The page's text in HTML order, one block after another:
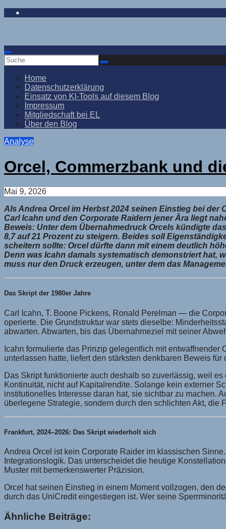
Zum
Home
Datenschutzerklärung
Einsatz von KI-Tools auf diesem Blog
Impressum
Mitgliedschaft bei EL
Über den Blog
Analyse
Orcel, Commerzbank und
Mai 9, 2026
Als Andrea Orcel im Herbst 2024 seinen Einstieg bei
Carl Icahn und den Corporate Raidern jener Ära liegt
Beweis: Unter dem Übernahmedruck Orcels kündigte
8,7 auf 21 Prozent zu steigern. Beides soll
scheitern sollte: Orcel dürfte dann mit einem deutlich
Denn was Icahn damals systematisch demonstriert hat,
muss nur den Druck erzeugen, unter dem das
Das Skript der 1980er Jahre
Carl Icahn, T. Boone Pickens, Ronald Perelman — die
operierte. Die Grundstruktur war stets dieselbe:
abwarten. Abwarten, bis das Übernahmeziel mit seiner
Icahn formulierte das Prinzip gelegentlich mit
unterlassen hatte, liefert den stärksten denkbaren Beweis
Das Skript funktionierte auch deshalb so zuverlässig, weil
Kontinuität, nicht auf Kapitalrendite. Solange kein externer
institutionelles Interesse daran hat, sie sichtbar zu machen.
überlegene Strategie, sondern durch den schlichten Akt, die
Frankfurt, 2024–2026: Das Skript wiederholt sich
Andrea Orcel ist kein Corporate Raider im klassischen
Integrationslogik. Das unterscheidet die heutige
Muster mit bemerkenswerter Präzision.
Orcel hat seinen Einstieg in einem Moment vollzogen, den
durch das UniCredit eingestiegen ist. Wer seine
Ähnliche Beiträge: